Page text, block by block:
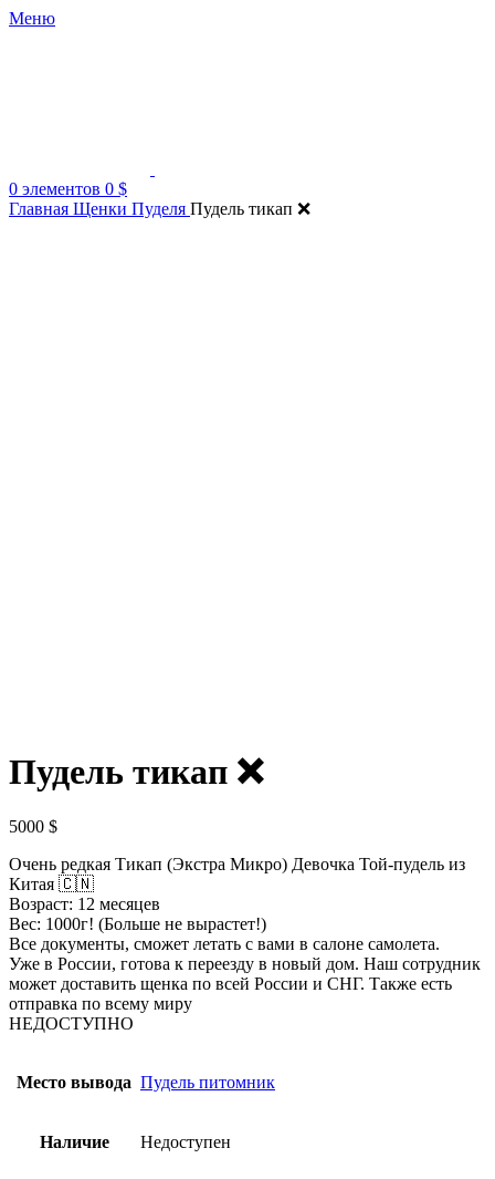
Меню
0 элементов 0 $
Главная Щенки Пуделя Пудель тикап ❌️
Пудель тикап ❌️
5000 $
Очень редкая Тикап (Экстра Микро) Девочка Той-пудель из
Китая 🇨🇳
Возраст: 12 месяцев
Вес: 1000г! (Больше не вырастет!)
Все документы, сможет летать с вами в салоне самолета.
Уже в России, готова к переезду в новый дом. Наш сотрудник
может доставить щенка по всей России и СНГ. Также есть
отправка по всему миру
НЕДОСТУПНО
Место вывода Пудель питомник
Наличие Недоступен